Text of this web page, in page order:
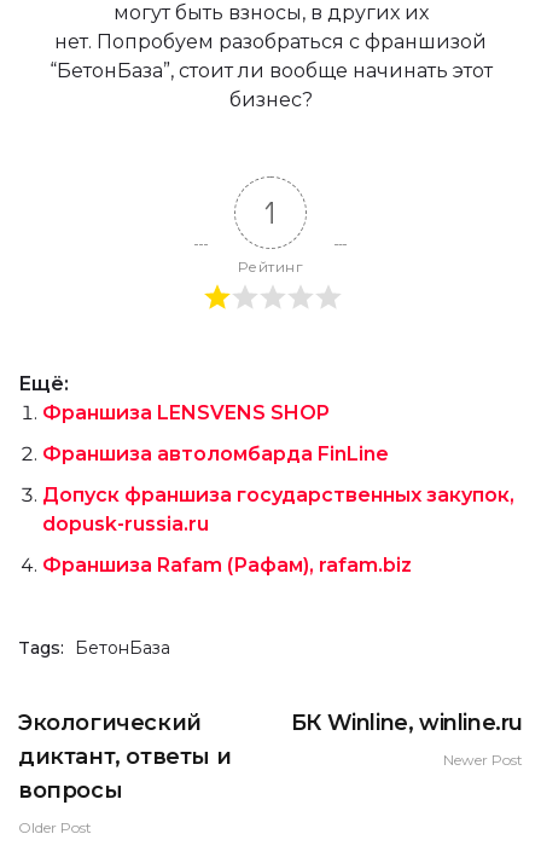
могут быть взносы, в других их
нет. Попробуем разобраться с франшизой
“БетонБаза”, стоит ли вообще начинать этот
бизнес?
1
Рейтинг
Ещё:
Франшиза LENSVENS SHOP
Франшиза автоломбарда FinLine
Допуск франшиза государственных закупок,
dopusk-russia.ru
Франшиза Rafam (Рафам), rafam.biz
Tags: БетонБаза
Экологический
диктант, ответы и
вопросы
Older Post
БК Winline, winline.ru
Newer Post